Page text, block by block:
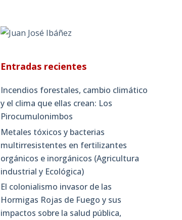
Entradas recientes
Incendios forestales, cambio climático
y el clima que ellas crean: Los
Pirocumulonimbos
Metales tóxicos y bacterias
multirresistentes en fertilizantes
orgánicos e inorgánicos (Agricultura
industrial y Ecológica)
El colonialismo invasor de las
Hormigas Rojas de Fuego y sus
impactos sobre la salud pública,